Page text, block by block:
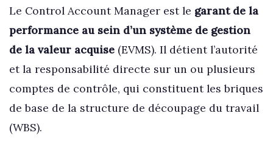
Le Control Account Manager est le garant de la
performance au sein d’un système de gestion
de la valeur acquise(EVMS). Il détient l’autorité
et la responsabilité directe sur un ou plusieurs
comptes de contrôle, qui constituent les briques
de base de la structure de découpage du travail
(WBS).